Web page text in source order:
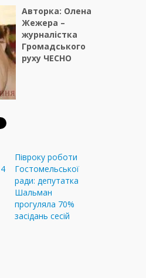
Авторка: Олена
Жежера –
журналістка
Громадського
руху ЧЕСНО
Півроку роботи
Гостомельської
ради: депутатка
Шальман
прогуляла 70%
засідань сесій